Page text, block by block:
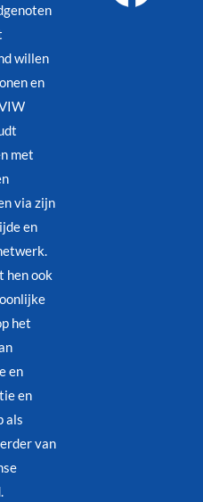
willen
en
met
via zijn
en
hen ook
het
en
en
als
van